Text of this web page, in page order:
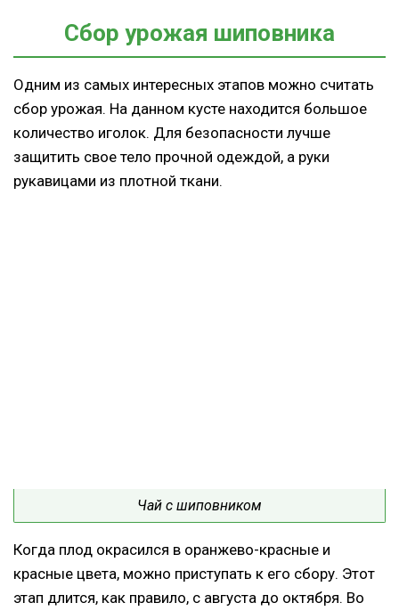
Сбор урожая шиповника
Одним из самых интересных этапов можно считать
сбор урожая. На данном кусте находится большое
количество иголок. Для безопасности лучше
защитить свое тело прочной одеждой, а руки
рукавицами из плотной ткани.
Чай с шиповником
Когда плод окрасился в оранжево-красные и
красные цвета, можно приступать к его сбору. Этот
этап длится, как правило, с августа до октября. Во